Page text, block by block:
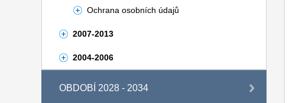
Ochrana osobních údajů
2007-2013
2004-2006
OBDOBÍ 2028 - 2034